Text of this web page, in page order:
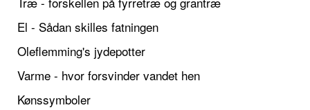
El - Sådan skilles fatningen
Oleflemming's jydepotter
Varme - hvor forsvinder vandet hen
Kønssymboler